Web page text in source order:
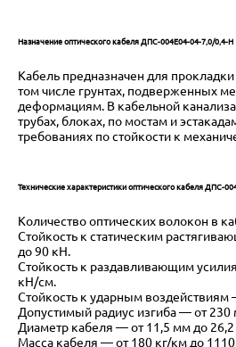
Назначение оптического кабеля ДПС-004Е04-04-7,0/0,4-Н
Кабель предназначен для прокладки
том числе грунтах, подверженных
деформациям. В кабельной
трубах, блоках, по мостам и
требованиях по стойкости к
Технические характеристики оптического кабеля ДПС-
Количество оптических волокон в
Стойкость к статическим
до 90 кН.
Стойкость к раздавливающим
кН/см.
Стойкость к ударным
Допустимый радиус изгиба — от
Диаметр кабеля — от 11,5 мм до
Масса кабеля — от 180 кг/км до